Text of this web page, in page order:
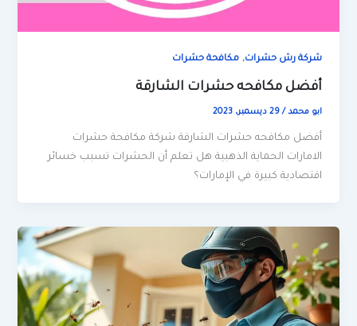
شركة رش حشرات,مكافحة حشرات
أفضل مكافحه حشرات الشارقة
ابو محمد/29 ديسمبر، 2023
أفضل مكافحه حشرات الشارقة شركة مكافحة حشرات
الامارات الحماية الذهبية هل تعلم أن الحشرات تسبب خسائر
اقتصادية كبيرة في الإمارات؟